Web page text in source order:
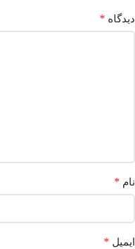
دیدگاه *
نام *
ایمیل *